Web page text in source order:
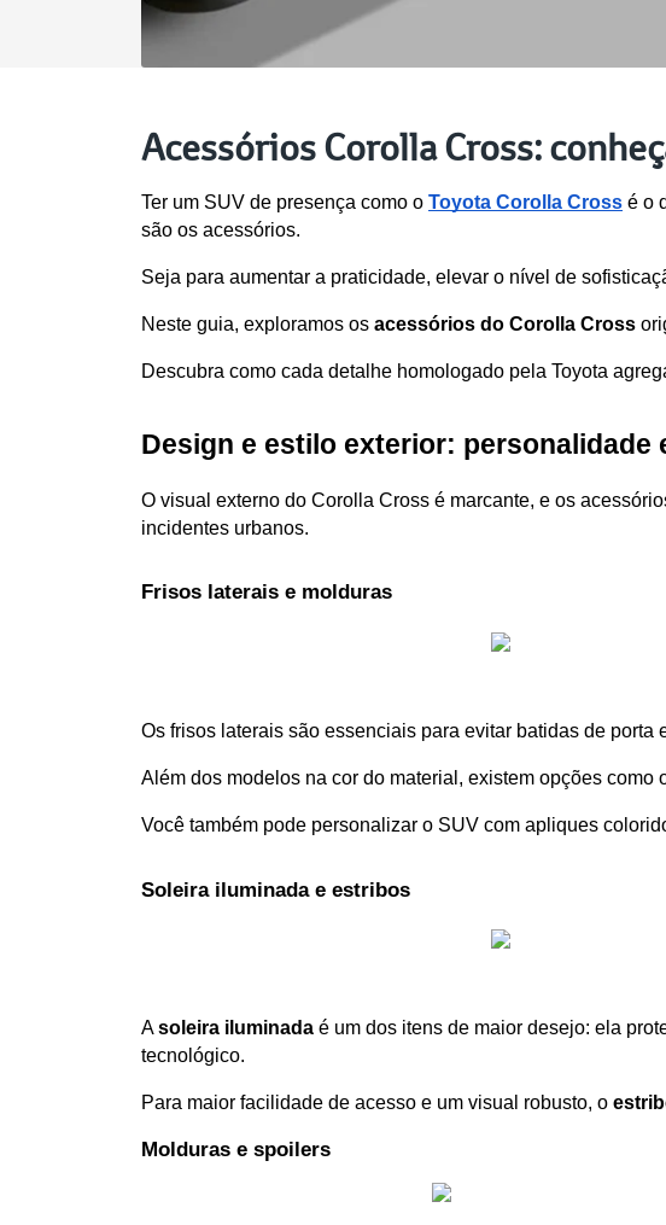
Acessórios Corolla Cross:
Ter um SUV de presença como o Toyota Corolla Cross é o
são os acessórios.
Seja para aumentar a praticidade, elevar o nível de
Neste guia, exploramos os acessórios do Corolla Cross
Descubra como cada detalhe homologado pela Toyota
Design e estilo exterior: personalidade
O visual externo do Corolla Cross é marcante, e os
incidentes urbanos.
Frisos laterais e molduras
Os frisos laterais são essenciais para evitar batidas de porta
Além dos modelos na cor do material, existem opções como
Você também pode personalizar o SUV com apliques
Soleira iluminada e estribos
A soleira iluminada é um dos itens de maior desejo: ela
tecnológico.
Para maior facilidade de acesso e um visual robusto, o
Molduras e spoilers